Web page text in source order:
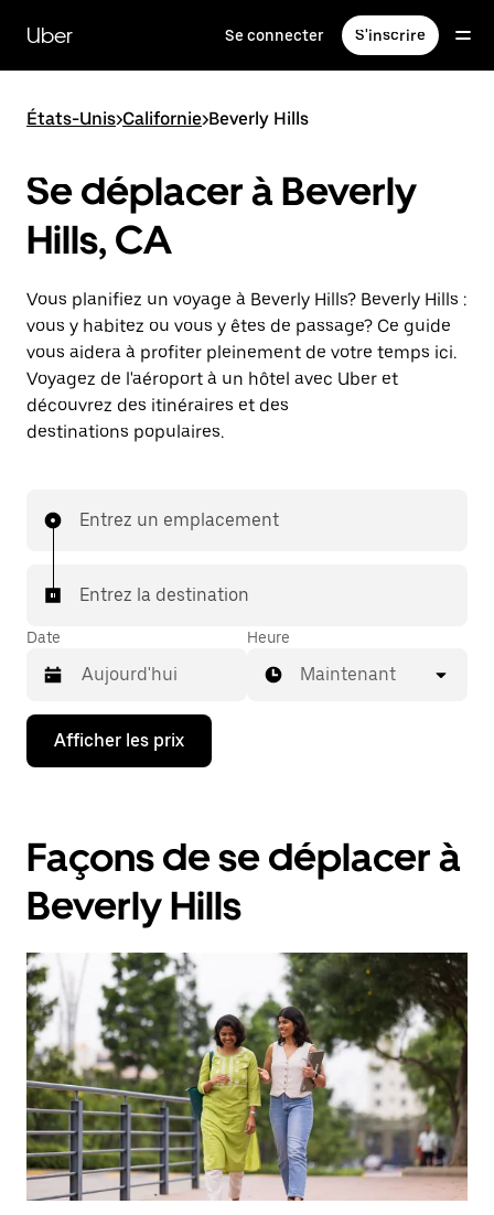
contenu
principal
Uber Se connecter S'inscrire
États-Unis>Californie>Beverly Hills
Se déplacer à Beverly
Hills, CA
Vous planifiez un voyage à Beverly Hills? Beverly Hills :
vous y habitez ou vous y êtes de passage? Ce guide
vous aidera à profiter pleinement de votre temps ici.
Voyagez de l'aéroport à un hôtel avec Uber et
découvrez des itinéraires et des
destinations populaires.
Entrez un emplacement
Entrez la destination
Date
Appuyez
la
bas
pour
interagir
avec
et
sélectionner
une
date.
Appuyez
sur
la
touche
d'échappement
pour
fermer
le
calendrier.
Heure
Maintenant
Afficher les prix
Façons de se déplacer à
Beverly Hills